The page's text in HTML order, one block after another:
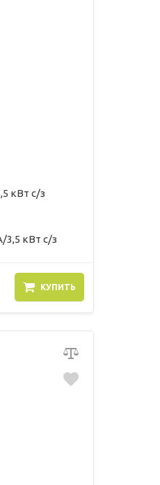
кВт с/з
3,5 кВт с/з
КУПИТЬ